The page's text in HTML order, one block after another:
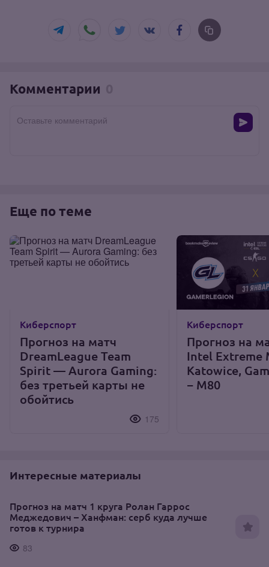
Комментарии
Оставьте комментарий
Еще по теме
Киберспорт
Прогноз на матч
DreamLeague Team
Spirit — Aurora Gaming:
без третьей карты не
обойтись
175
Киберспорт
Прогноз на
Intel Extreme
Katowice,
− M80
Интересные материалы
Прогноз на матч 1 круга Ролан Гаррос
Меджедович – Ханфман: серб куда лучше
готов к турнира
83